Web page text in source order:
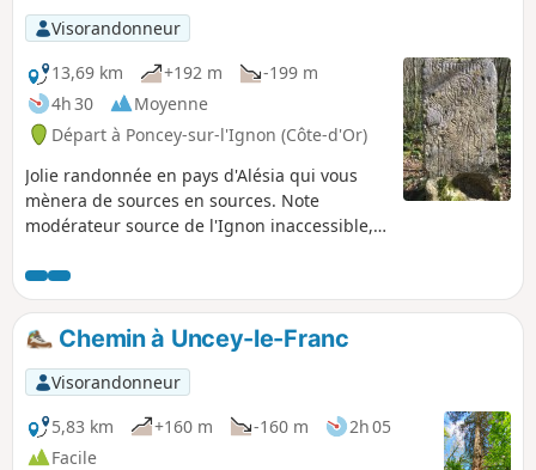
Visorandonneur
13,69 km
+192 m
-199 m
4h 30
Moyenne
Départ à Poncey-sur-l'Ignon (Côte-d'Or)
Jolie randonnée en pays d'Alésia qui vous
mènera de sources en sources. Note
modérateur source de l'Ignon inaccessible,
Chemin à Uncey-le-Franc
Visorandonneur
5,83 km
+160 m -160 m
2h 05
Facile